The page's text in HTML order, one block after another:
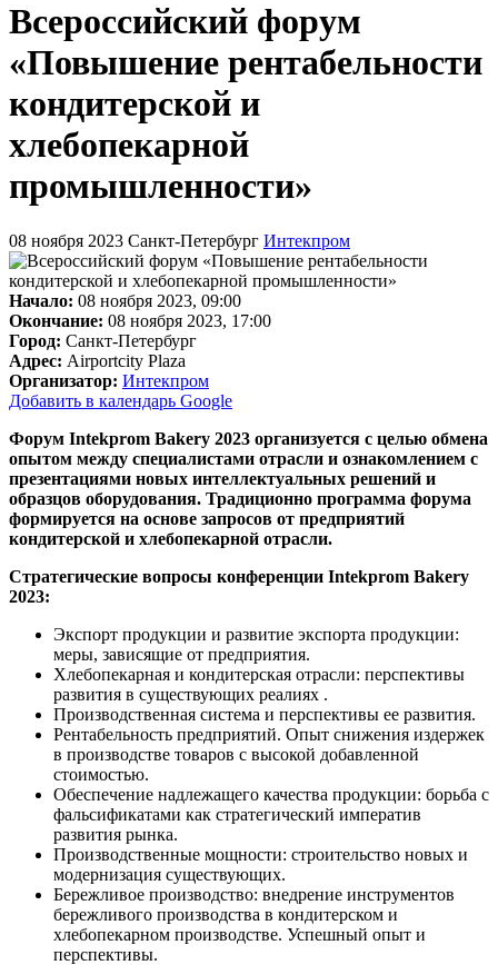
Всероссийский форум
«Повышение рентабельности
кондитерской и
хлебопекарной
промышленности»
08 ноября 2023 Санкт-Петербург Интекпром
Начало: 08 ноября 2023, 09:00
Окончание: 08 ноября 2023, 17:00
Город: Санкт-Петербург
Адрес: Airportcity Plaza
Организатор: Интекпром
Добавить в календарь Google
Форум Intekprom Bakery 2023 организуется с целью обмена
опытом между специалистами отрасли и ознакомлением с
презентациями новых интеллектуальных решений и
образцов оборудования. Традиционно программа форума
формируется на основе запросов от предприятий
кондитерской и хлебопекарной отрасли.
Стратегические вопросы конференции Intekprom Bakery
2023:
Экспорт продукции и развитие экспорта продукции:
меры, зависящие от предприятия.
Хлебопекарная и кондитерская отрасли: перспективы
развития в существующих реалиях .
Производственная система и перспективы ее развития.
Рентабельность предприятий. Опыт снижения издержек
в производстве товаров с высокой добавленной
стоимостью.
Обеспечение надлежащего качества продукции: борьба с
фальсификатами как стратегический императив
развития рынка.
Производственные мощности: строительство новых и
модернизация существующих.
Бережливое производство: внедрение инструментов
бережливого производства в кондитерском и
хлебопекарном производстве. Успешный опыт и
перспективы.